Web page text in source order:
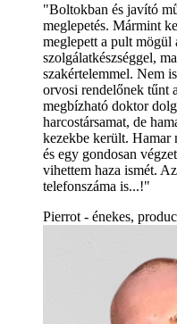
"Boltokban és javító
meglepetés. Mármint
meglepett a pult mögül
szolgálatkészséggel,
szakértelemmel. Nem
orvosi rendelőnek tűnt
megbízható doktor
harcostársamat, de
kezekbe került. Hamar
és egy gondosan
vihettem haza ismét.
telefonszáma is...!"
Pierrot - énekes,